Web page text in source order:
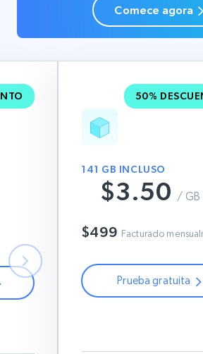
Comece agora
50%
141 GB INCLUSO
$3.50 / GB
$499 Facturado
Prueba gratuita